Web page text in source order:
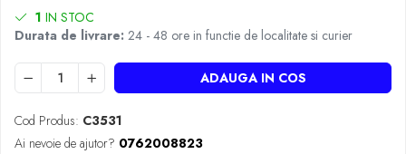
1 IN STOC
Durata de livrare: 24 - 48 ore in functie de localitate si curier
ADAUGA IN COS
Cod Produs: C3531
Ai nevoie de ajutor? 0762008823